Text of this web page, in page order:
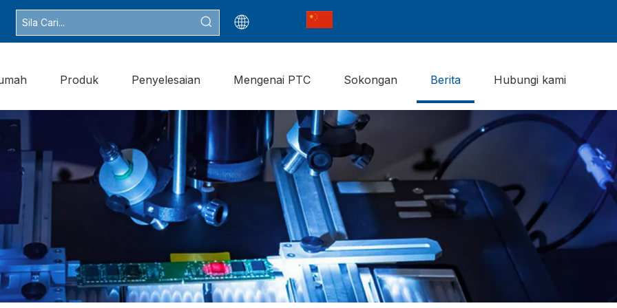
Produk Penyelesaian Mengenai PTC Sokongan Berita Hubungi kami